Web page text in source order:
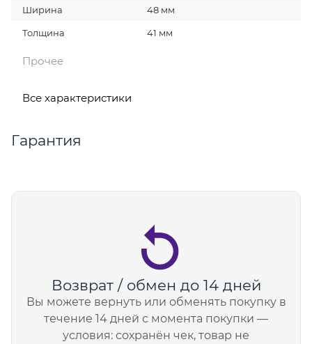
Ширина 48 мм
Толщина 41 мм
Прочее
Все характеристики
Гарантия
Возврат / обмен до 14 дней
Вы можете вернуть или обменять покупку в
течение 14 дней с момента покупки —
условия: сохранён чек, товар не